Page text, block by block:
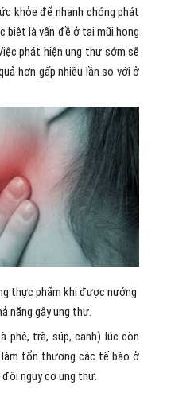
khỏe để nhanh chóng phát
biệt là vấn đề ở tai mũi họng
phát hiện ung thư sớm sẽ
hơn gấp nhiều lần so với ở
thực phẩm khi được nướng
năng gây ung thư.
phê, trà, súp, canh) lúc còn
làm tổn thương các tế bào ở
nguy cơ ung thư.